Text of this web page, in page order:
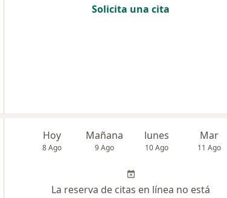
Solicita una cita
Hoy
8 Ago
Mañana
9 Ago
lunes
10 Ago
Mar
11 Ago
La reserva de citas en línea no está